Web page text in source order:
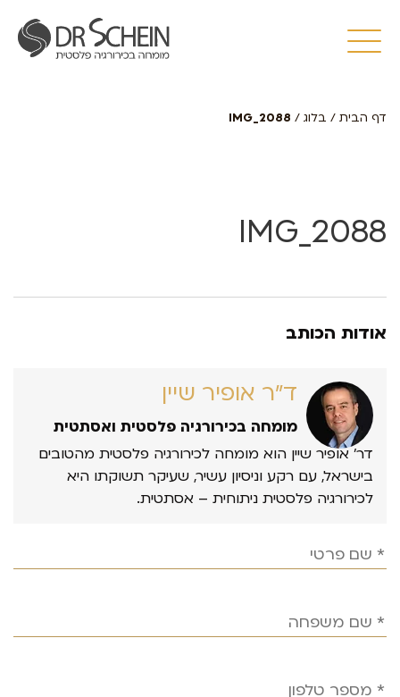
דף הבית / בלוג /
IMG_2088
IMG_2088
אודות הכותב
ד״ר אופיר שיין
מומחה בכירורגיה פלסטית ואסתטית
דר’ אופיר שיין הוא מומחה לכירורגיה פלסטית מהטובים
בישראל, עם רקע וניסיון עשיר, שעיקר תשוקתו היא
לכירורגיה פלסטית ניתוחית – אסתטית.